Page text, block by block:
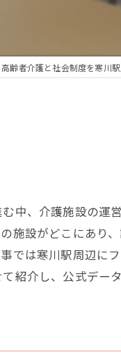
高齢者介護と社会制度を寒川
中、介護施設の運
施設がどこにあり
では寒川駅周辺に
紹介し、公式デー